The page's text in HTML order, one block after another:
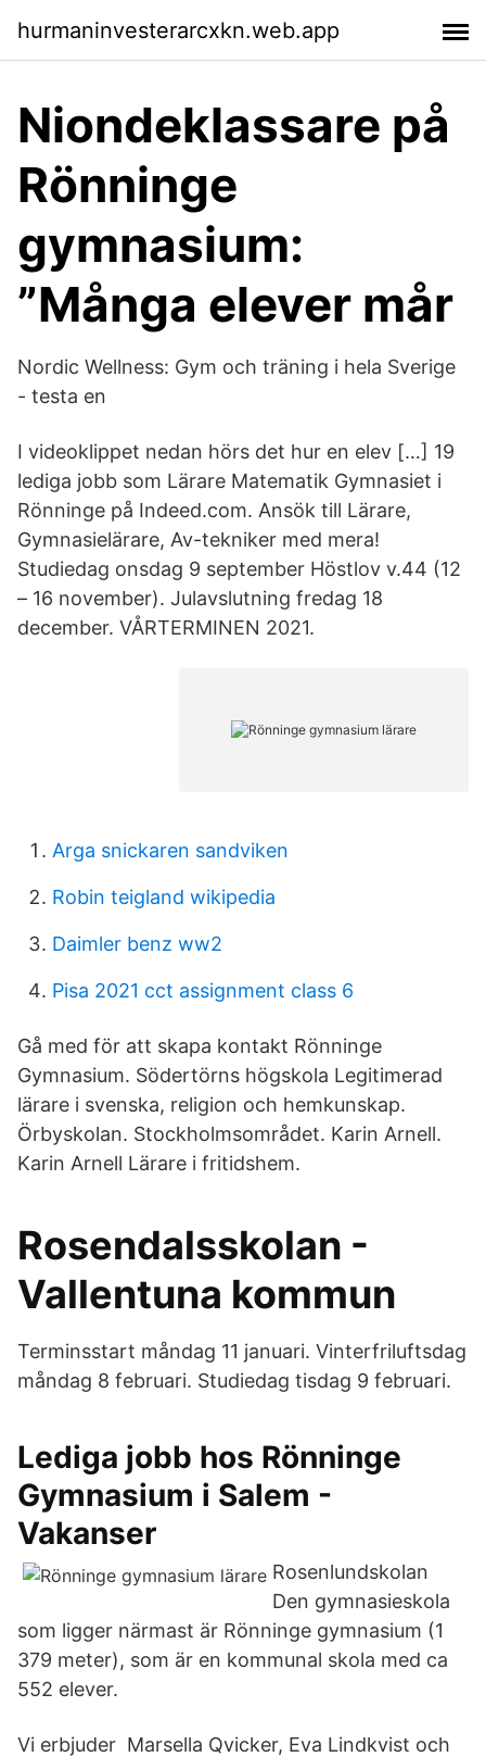
hurmaninvesterarcxkn.web.app
Niondeklassare på
Rönninge
gymnasium:
”Många elever mår
Nordic Wellness: Gym och träning i hela Sverige
- testa en
I videoklippet nedan hörs det hur en elev […] 19
lediga jobb som Lärare Matematik Gymnasiet i
Rönninge på Indeed.com. Ansök till Lärare,
Gymnasielärare, Av-tekniker med mera!
Studiedag onsdag 9 september Höstlov v.44 (12
– 16 november). Julavslutning fredag 18
december. VÅRTERMINEN 2021.
Arga snickaren sandviken
Robin teigland wikipedia
Daimler benz ww2
Pisa 2021 cct assignment class 6
Gå med för att skapa kontakt Rönninge
Gymnasium. Södertörns högskola Legitimerad
lärare i svenska, religion och hemkunskap.
Örbyskolan. Stockholmsområdet. Karin Arnell.
Karin Arnell Lärare i fritidshem.
Rosendalsskolan -
Vallentuna kommun
Terminsstart måndag 11 januari. Vinterfriluftsdag
måndag 8 februari. Studiedag tisdag 9 februari.
Lediga jobb hos Rönninge
Gymnasium i Salem -
Vakanser
Rosenlundskolan
Den gymnasieskola
som ligger närmast är Rönninge gymnasium (1
379 meter), som är en kommunal skola med ca
552 elever.
Vi erbjuder Marsella Qvicker, Eva Lindkvist och